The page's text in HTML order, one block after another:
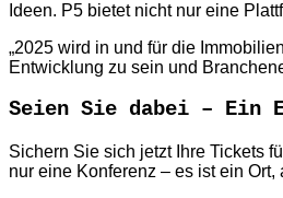
Ideen. P5 bietet nicht nur eine
„2025 wird in und für die
Entwicklung zu sein und
Seien Sie dabei – Ein
Sichern Sie sich jetzt Ihre Tickets
nur eine Konferenz – es ist ein